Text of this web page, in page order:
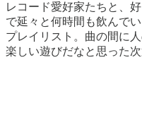
レコード愛好家たちと、
で延々と何時間も飲んで
プレイリスト。曲の間に
楽しい遊びだなと思った次